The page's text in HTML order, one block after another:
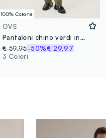
100% Cotone
OVS
Pantaloni chino verdi in puro cotone carrot fit
€ 59,95 -50%€ 29,97
3 Colori